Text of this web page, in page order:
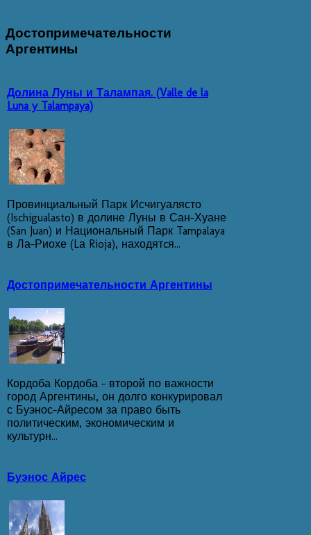
Достопримечательности
Аргентины
Долина Луны и Талампая. (Valle de la
Luna y Talampaya)
Провинциальный Парк Исчигуалясто
(Ischigualasto) в долине Луны в Сан-Хуане
(San Juan) и Национальный Парк Tampalaya
в Ла-Риохе (Lа Rioja), находятcя...
Достопримечательности Аргентины
Кордоба Кордоба - второй по важности
город Аргентины, он долго конкурировал
с Буэнос-Айресом за право быть
политическим, экономическим и
культурн...
Буэнос Айрес